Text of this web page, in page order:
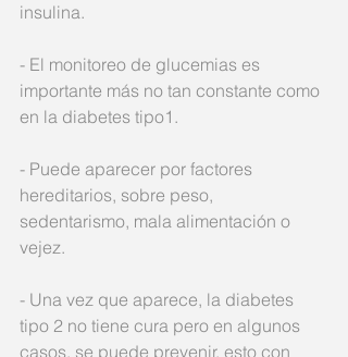
insulina.
- El monitoreo de glucemias es
importante más no tan constante como
en la diabetes tipo1.
- Puede aparecer por factores
hereditarios, sobre peso,
sedentarismo, mala alimentación o
vejez.
- Una vez que aparece, la diabetes
tipo 2 no tiene cura pero en algunos
casos, se puede prevenir, esto con